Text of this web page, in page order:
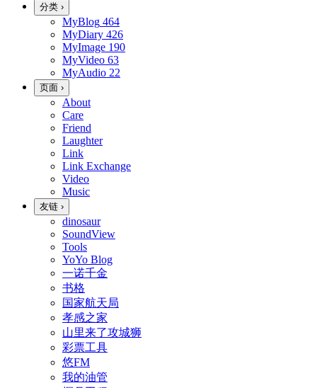
分类 ›
MyBlog 464
MyDiary 426
MyImage 190
MyVideo 63
MyAudio 22
页面 ›
About
Care
Friend
Laughter
Link
Link Exchange
Video
Music
友链 ›
dinosaur
SoundView
Tools
YoYo Blog
一诺千金
书格
国家航天局
孝感之家
山里来了攻城狮
彩票工具
悠FM
我的油管